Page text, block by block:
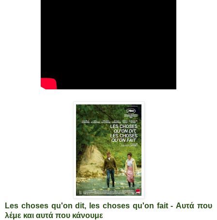
Les choses qu'on dit, les choses qu'on fait - Αυτά που
λέμε και αυτά που κάνουμε